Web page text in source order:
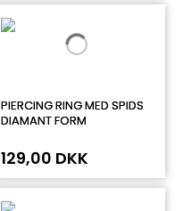
PIERCING RING MED SPIDS
DIAMANT FORM
129,00 DKK